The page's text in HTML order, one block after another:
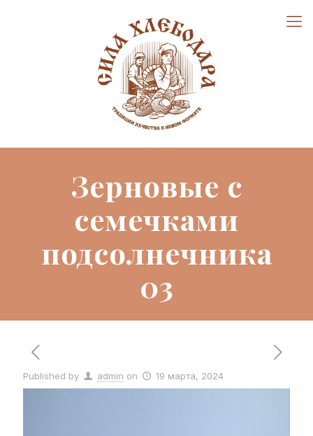
Зерновые с
семечками
подсолнечника
03
Published by admin on 19 марта, 2024